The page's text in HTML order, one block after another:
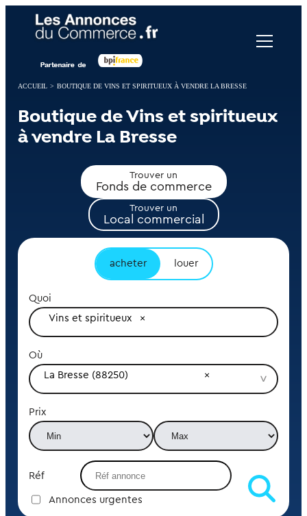
ACCUEIL > BOUTIQUE DE VINS ET SPIRITUEUX À VENDRE LA BRESSE
Boutique de Vins et spiritueux
à vendre La Bresse
Trouver un
Fonds de commerce
Trouver un
Local commercial
acheter louer
Quoi
Vins et spiritueux
Où
La Bresse (88250)
Prix
Réf
Annonces urgentes
Panneau de gestion des cookies